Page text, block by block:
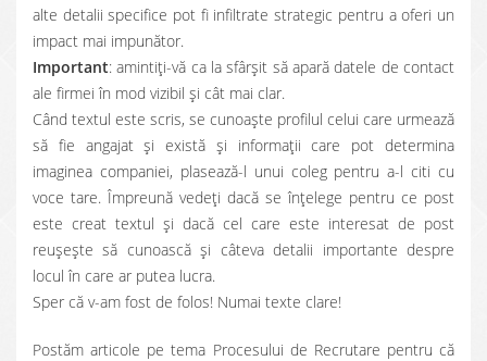
alte detalii specifice pot fi infiltrate strategic pentru a oferi un
impact mai impunător.
Important: amintiți-vă ca la sfârşit să apară datele de contact
ale firmei în mod vizibil şi cât mai clar.
Când textul este scris, se cunoaşte profilul celui care urmează
să fie angajat şi există şi informaţii care pot determina
imaginea companiei, plasează-l unui coleg pentru a-l citi cu
voce tare. Împreună vedeţi dacă se înţelege pentru ce post
este creat textul şi dacă cel care este interesat de post
reuşeşte să cunoască şi câteva detalii importante despre
locul în care ar putea lucra.
Sper că v-am fost de folos! Numai texte clare!
Postăm articole pe tema Procesului de Recrutare pentru că